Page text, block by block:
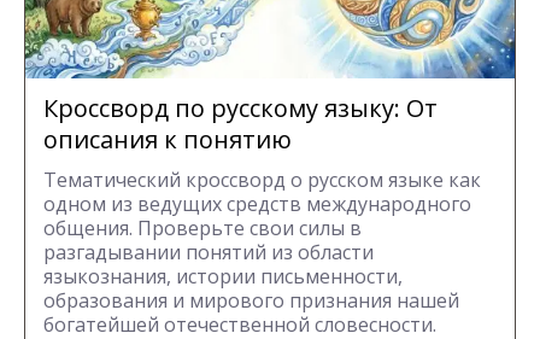
Кроссворд по русскому языку: От
описания к понятию
Тематический кроссворд о русском языке как
одном из ведущих средств международного
общения. Проверьте свои силы в
разгадывании понятий из области
языкознания, истории письменности,
образования и мирового признания нашей
богатейшей отечественной словесности.